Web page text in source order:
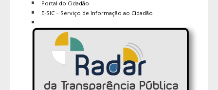
Portal do Cidadão
E-SIC – Serviço de Informação ao Cidadão